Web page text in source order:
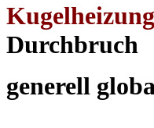
Durchbruch
generell